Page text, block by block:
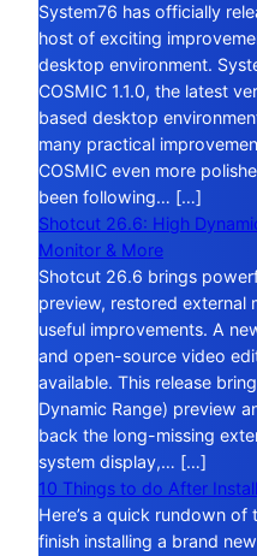
System76 has officially
host of exciting
desktop environment.
COSMIC 1.1.0, the latest
based desktop
many practical
COSMIC even more
been following… […]
Shotcut 26.6: High
Monitor & More
Shotcut 26.6 brings
preview, restored external
useful improvements. A
and open-source video
available. This release
Dynamic Range) preview
back the long-missing
system display,… […]
10 Things to do After
Here’s a quick rundown
finish installing a brand